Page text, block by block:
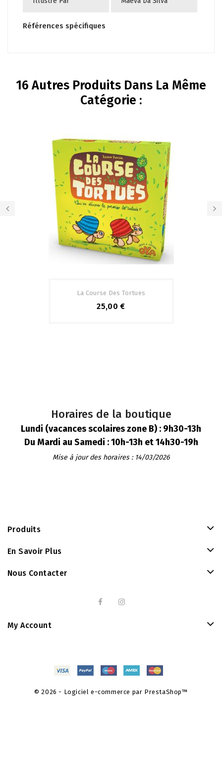
Références spécifiques
16 Autres Produits Dans La Même
Catégorie :
La Course Des Tortues
25,00 €
Horaires de la boutique
Lundi (vacances scolaires zone B) : 9h30-13h
Du Mardi au Samedi : 10h-13h et 14h30-19h
Mise à jour des horaires : 14/03/2026
Produits
En Savoir Plus
Nous Contacter
My Account
© 2026 - Logiciel e-commerce par PrestaShop™